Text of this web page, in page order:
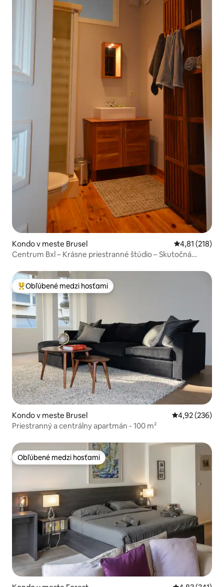
Kondo v meste Brusel Priemerné
4,81 (218)
Centrum Bxl – Krásne priestranné štúdio – Skutočná
Najobľúbenejšie medzi hosťami
Obľúbené medzi hosťami
Kondo v meste Brusel Priemerné
4,92 (236)
Priestranný a centrálny apartmán - 100 m²
Obľúbené medzi hosťami
Obľúbené medzi hosťami